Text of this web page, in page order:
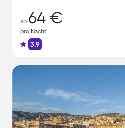
ab 64 €
pro Nacht
3.9